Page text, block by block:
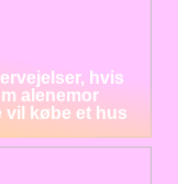
hvis
alenemor
vil købe et hus